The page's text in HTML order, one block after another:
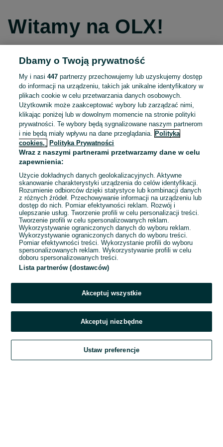
Witamy na OLX!
Kontynuuj przez Facebooka
Kontynuuj przez konto Apple
Kontynuuj przez konto Google
LUB
E-mail
Hasło
Zaloguj się
Kontynuując za pośrednictwem jednego z dostawców wskazanych powyżej,
OLX.pl w jego aktualnym brzmieniu.
Dbamy o Twoją prywatność
My i nasi447 partnerzy przechowujemy lub uzyskujemy dostęp
do informacji na urządzeniu, takich jak unikalne identyfikatory w
plikach cookie w celu przetwarzania danych osobowych.
Użytkownik może zaakceptować wybory lub zarządzać nimi,
klikając poniżej lub w dowolnym momencie na stronie polityki
prywatności. Te wybory będą sygnalizowane naszym partnerom
i nie będą miały wpływu na dane przeglądania.
Polityka
cookies,
Polityka Prywatności
Wraz z naszymi partnerami przetwarzamy dane w celu
zapewnienia:
Użycie dokładnych danych geolokalizacyjnych. Aktywne
skanowanie charakterystyki urządzenia do celów identyfikacji.
Rozumienie odbiorców dzięki statystyce lub kombinacji danych
z różnych źródeł. Przechowywanie informacji na urządzeniu lub
dostęp do nich. Pomiar efektywności reklam. Rozwój i
ulepszanie usług. Tworzenie profili w celu personalizacji treści.
Tworzenie profili w celu spersonalizowanych reklam.
Wykorzystywanie ograniczonych danych do wyboru reklam.
Wykorzystywanie ograniczonych danych do wyboru treści.
Pomiar efektywności treści. Wykorzystanie profili do wyboru
spersonalizowanych reklam. Wykorzystywanie profili w celu
doboru spersonalizowanych treści.
Lista partnerów (dostawców)
Akceptuj wszystkie
Akceptuj niezbędne
Ustaw preferencje